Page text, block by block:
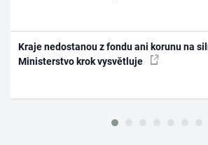
Kraje nedostanou z fondu ani korunu na
Ministerstvo krok vysvětluje